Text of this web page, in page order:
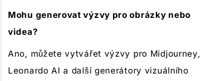
Mohu generovat výzvy pro obrázky nebo
videa?
Ano, můžete vytvářet výzvy pro Midjourney,
Leonardo AI a další generátory vizuálního